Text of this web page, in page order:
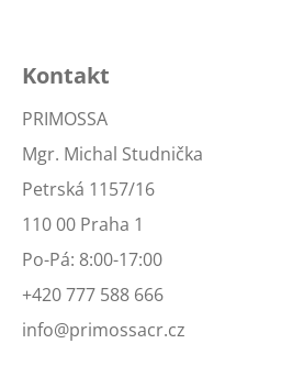
Kontakt
PRIMOSSA
Mgr. Michal Studnička
Petrská 1157/16
110 00 Praha 1
Po-Pá: 8:00-17:00
+420 777 588 666
info@primossacr.cz